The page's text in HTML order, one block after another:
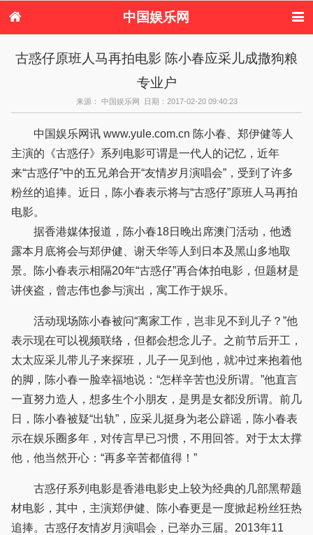
中国娱乐网
电视剧
演唱会 综艺节目
偶像活动
古惑仔原班人马再拍电影 陈小春应采儿成撒狗粮
专业户
来源： 中国娱乐网 日期：2017-02-20 09:40:23
中国娱乐网讯 www.yule.com.cn 陈小春、郑伊健等人
主演的《古惑仔》系列电影可谓是一代人的记忆，近年
来“古惑仔”中的五兄弟合开“友情岁月演唱会”，受到了许多
粉丝的追捧。近日，陈小春表示将与“古惑仔”原班人马再拍
电影。
据香港媒体报道，陈小春18日晚出席澳门活动，他透
露本月底将会与郑伊健、谢天华等人到日本及黑山多地取
景。陈小春表示相隔20年“古惑仔”再合体拍电影，但题材是
讲侠盗，曾志伟也参与演出，寓工作于娱乐。
活动现场陈小春被问“离家工作，岂非见不到儿子？”他
表示现在可以视频联络，但都会想念儿子。之前节后开工，
太太应采儿带儿子来探班，儿子一见到他，就冲过来抱着他
的脚，陈小春一脸幸福地说：“怎样辛苦也没所谓。”他直言
一直努力造人，想多生个小朋友，是男是女都没所谓。前几
日，陈小春被疑“出轨”，应采儿挺身为老公辟谣，陈小春表
示在娱乐圈多年，对传言早已习惯，不用回答。对于太太撑
他，他当然开心：“再多辛苦都值得！”
古惑仔系列电影是香港电影史上较为经典的几部黑帮题
材电影，其中，主演郑伊健、陈小春更是一度掀起粉丝狂热
追捧。古惑仔友情岁月演唱会，已举办三届。2013年11